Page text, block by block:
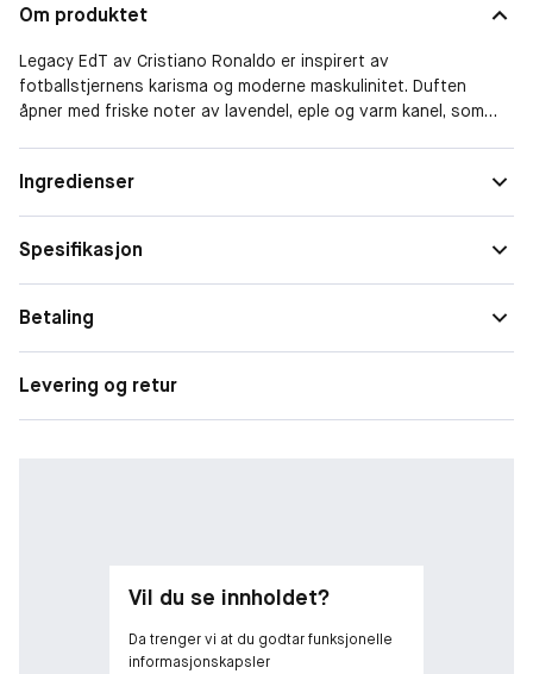
Om produktet
Legacy EdT av Cristiano Ronaldo er inspirert av
fotballstjernens karisma og moderne maskulinitet. Duften
åpner med friske noter av lavendel, eple og varm kanel, som
dybde. De lyse treslagene, rav og patchouli i basen gir duften
en sofistikert og elegant karakter som varer lenge.
• Moderne, karismatisk og maskulin
• Duftfamilie: Woody Aromatic Amber
• Eau de toilette
Hjerte: Rosmarin, salvie, sedertre
Ingredienser
Spesifikasjon
Betaling
Levering og retur
Vil du se innholdet?
Da trenger vi at du godtar funksjonelle
informasjonskapsler